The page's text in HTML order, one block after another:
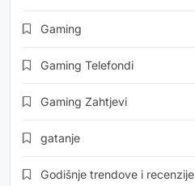
Gaming
Gaming Telefondi
Gaming Zahtjevi
gatanje
Godišnje trendove i recenzije